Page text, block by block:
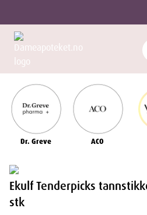
Dr. Greve ACO
Ekulf Tenderpicks
stk